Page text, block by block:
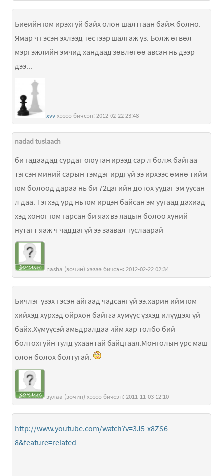
Биеийн юм ирэхгүй байх олон шалтгаан байж болно.
Ямар ч гэсэн эхлээд тестээр шалгаж үз. Болж өгвөл
мэргэжлийн эмчид хандаад зөвлөгөө авсан нь дээр
дээ...
xvv хэзээ бичсэн: 2012-02-22 23:48 | |
nadad tuslaach
би гадаадад сурдаг оюутан ирээд сар л болж байгаа
тэгсэн миний сарын тэмдэг ирдгүй ээ ирхээс өмнө тийм
юм болоод дараа нь би 72цагийн дотох уудаг эм уусан
л даа. Тэгхэд урд нь юм ирцэн байсан эм уугаад дахиад
хэд хоног юм гарсан би яах вэ яацын болоо хүний
нутагт яаж ч чаддагүй ээ заавал туслаарай
nasha (зочин) хэзээ бичсэн: 2012-02-22 02:34 | |
Бичлэг үзэх гэсэн айгаад чадсангүй ээ.харин ийм юм
хийхэд хүрхэд ойрхон байгаа хүмүүс үзхэд илүүдэхгүй
байх.Хүмүүсэй амьдралдаа ийм хар толбо бий
болгохгүйн тулд ухаантай байцгаая.Монголын үрс маш
олон болох болтугай.
зулаа (зочин) хэзээ бичсэн: 2011-11-03 12:10 | |
http://www.youtube.com/watch?v=3J5-x8ZS6-
8&feature=related